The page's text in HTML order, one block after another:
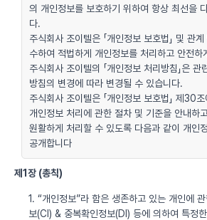
의 개인정보를 보호하기 위하여 항상 최선을
다.
주식회사 조이텔은 「개인정보 보호법」 및 관
수하여 적법하게 개인정보를 처리하고 안전하
주식회사 조이텔의 「개인정보 처리방침」은
방침의 변경에 따라 변경될 수 있습니다.
주식회사 조이텔은 「개인정보 보호법」 제30
개인정보 처리에 관한 절차 및 기준을 안내하
원활하게 처리할 수 있도록 다음과 같이 개인
공개합니다
제1장 (총칙)
1. “개인정보”라 함은 생존하고 있는 개인에
보(CI) & 중복확인정보(DI) 등에 의하여 특정